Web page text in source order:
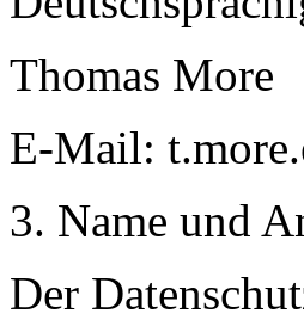
Thomas More
E-Mail:
3. Name und
Der